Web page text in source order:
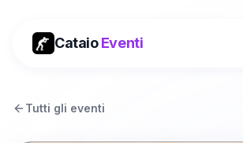
CataioEventi
Tutti gli eventi